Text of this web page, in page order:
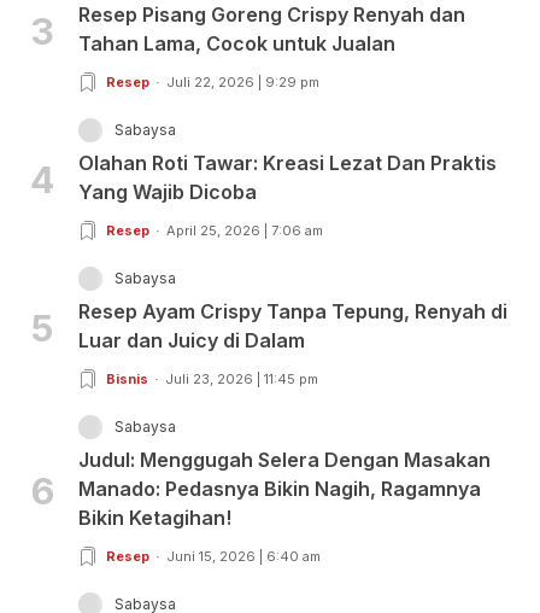
3
Resep Pisang Goreng Crispy Renyah dan
Tahan Lama, Cocok untuk Jualan
Resep Juli 22, 2026 | 9:29 pm
4
Sabaysa
Olahan Roti Tawar: Kreasi Lezat Dan Praktis
Yang Wajib Dicoba
Resep April 25, 2026 | 7:06 am
5
Sabaysa
Resep Ayam Crispy Tanpa Tepung, Renyah di
Luar dan Juicy di Dalam
Bisnis Juli 23, 2026 | 11:45 pm
6
Sabaysa
Judul: Menggugah Selera Dengan Masakan
Manado: Pedasnya Bikin Nagih, Ragamnya
Bikin Ketagihan!
Resep Juni 15, 2026 | 6:40 am
Sabaysa